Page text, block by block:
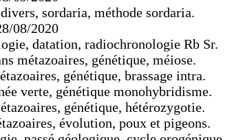
sordaria, méthode sordaria.
08/2020
datation, radiochronologie Rb Sr.
métazoaires, génétique, méiose.
génétique, brassage intra.
verte, génétique monohybridisme.
génétique, hétérozygotie.
évolution, poux et pigeons.